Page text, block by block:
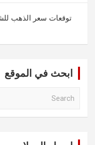
توقعات سعر الذهب
ابحث في الموقع